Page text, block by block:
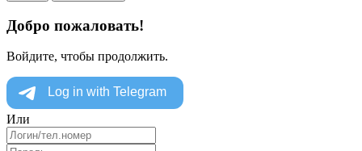
Добро пожаловать!
Войдите, чтобы продолжить.
Или